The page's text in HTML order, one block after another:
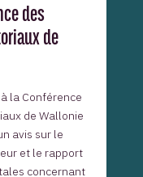
des
de
la Conférence
de Wallonie
avis sur le
et le rapport
concernant